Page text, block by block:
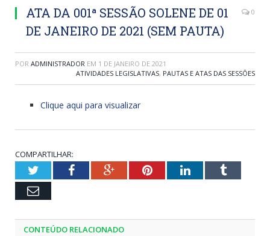
ATA DA 001ª SESSÃO SOLENE DE 01
DE JANEIRO DE 2021 (SEM PAUTA)
0
POR ADMINISTRADOR EM 1 DE JANEIRO DE 2021
ATIVIDADES LEGISLATIVAS, PAUTAS E ATAS DAS SESSÕES
Clique aqui para visualizar
COMPARTILHAR:
TwitterFacebookGoogle+PinterestLinkedInTumblr
Email
CONTEÚDO RELACIONADO